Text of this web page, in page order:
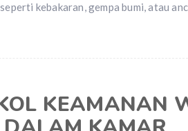
kebakaran, gempa bumi, atau
KEAMANAN